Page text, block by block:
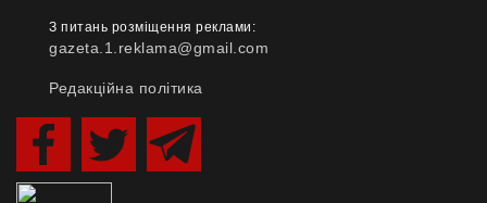
З питань розміщення реклами:
gazeta.1.reklama@gmail.com
Редакційна політика